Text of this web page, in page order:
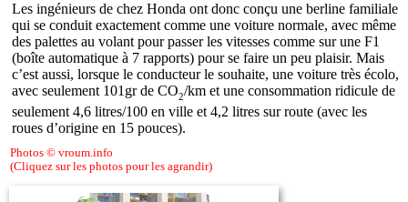
Les ingénieurs de chez Honda ont donc conçu une berline familiale
qui se conduit exactement comme une voiture normale, avec même
des palettes au volant pour passer les vitesses comme sur une F1
(boîte automatique à 7 rapports) pour se faire un peu plaisir. Mais
c’est aussi, lorsque le conducteur le souhaite, une voiture très écolo,
avec seulement 101gr de CO2/km et une consommation ridicule de
seulement 4,6 litres/100 en ville et 4,2 litres sur route (avec les
roues d’origine en 15 pouces).
Photos © vroum.info
(Cliquez sur les photos pour les agrandir)